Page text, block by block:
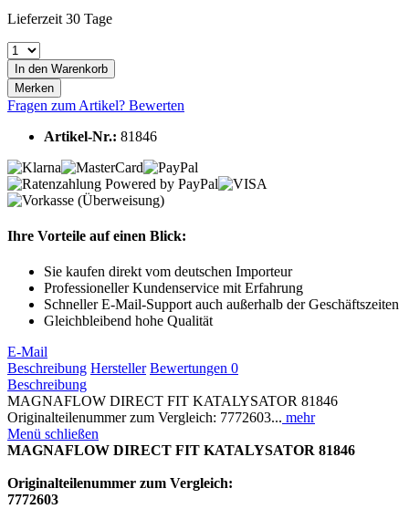
Lieferzeit 30 Tage
In den Warenkorb
Merken
Fragen zum Artikel? Bewerten
Artikel-Nr.: 81846
Ihre Vorteile auf einen Blick:
Sie kaufen direkt vom deutschen Importeur
Professioneller Kundenservice mit Erfahrung
Schneller E-Mail-Support auch außerhalb der Geschäftszeiten
Gleichbleibend hohe Qualität
E-Mail
Beschreibung Hersteller Bewertungen 0
Beschreibung
MAGNAFLOW DIRECT FIT KATALYSATOR 81846
Originalteilenummer zum Vergleich: 7772603... mehr
Menü schließen
MAGNAFLOW DIRECT FIT KATALYSATOR 81846
Originalteilenummer zum Vergleich:
7772603